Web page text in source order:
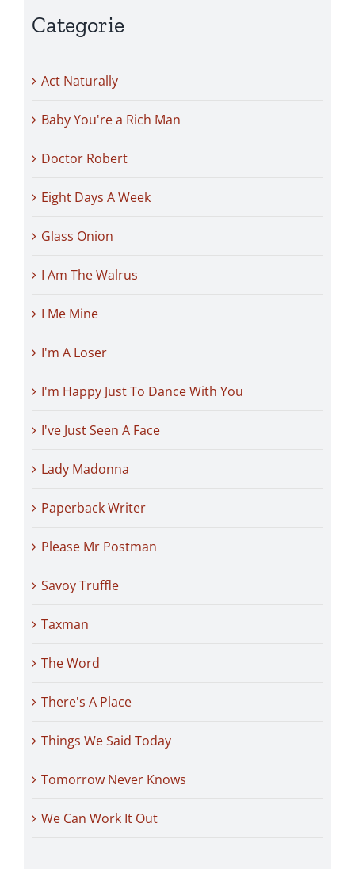
Categorie
Act Naturally
Baby You're a Rich Man
Doctor Robert
Eight Days A Week
Glass Onion
I Am The Walrus
I Me Mine
I'm A Loser
I'm Happy Just To Dance With You
I've Just Seen A Face
Lady Madonna
Paperback Writer
Please Mr Postman
Savoy Truffle
Taxman
The Word
There's A Place
Things We Said Today
Tomorrow Never Knows
We Can Work It Out